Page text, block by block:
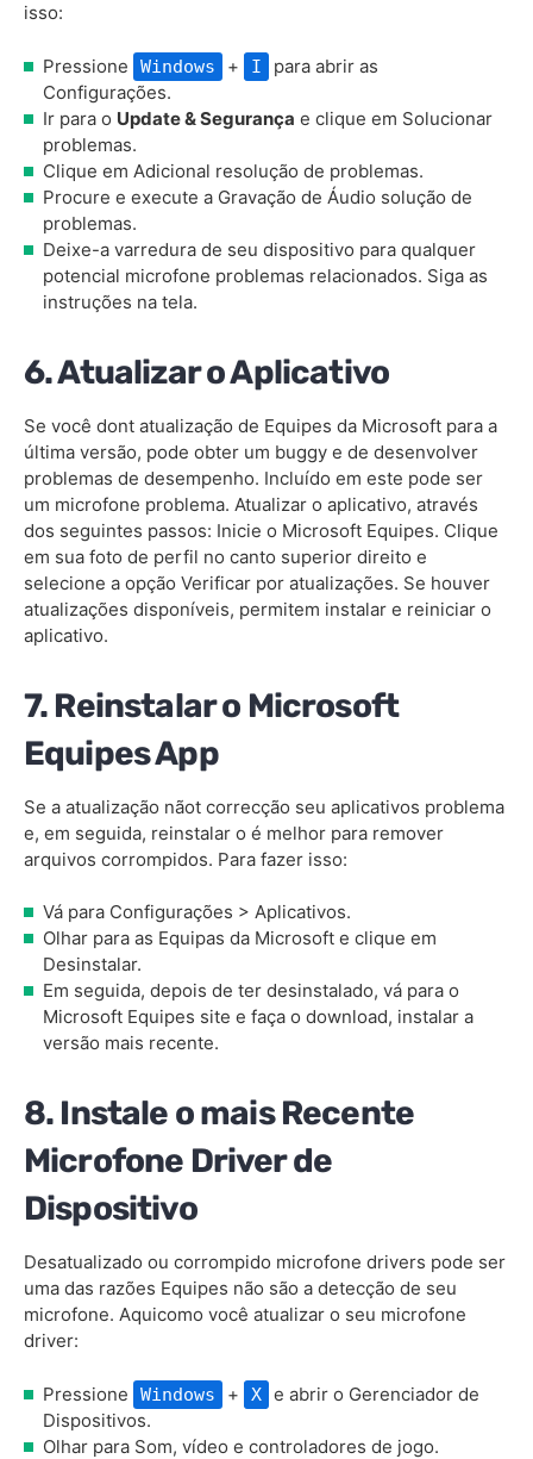
isso:
Pressione Windows + I
para abrir as
Configurações.
Ir para o Update & Segurança e clique em Solucionar
problemas.
Clique em Adicional resolução de problemas.
Procure e execute a Gravação de Áudio solução de
problemas.
Deixe-a varredura de seu dispositivo para qualquer
potencial microfone problemas relacionados. Siga as
instruções na tela.
6. Atualizar o Aplicativo
Se você dont atualização de Equipes da Microsoft para a
última versão, pode obter um buggy e de desenvolver
problemas de desempenho. Incluído em este pode ser
um microfone problema. Atualizar o aplicativo, através
dos seguintes passos: Inicie o Microsoft Equipes. Clique
em sua foto de perfil no canto superior direito e
selecione a opção Verificar por atualizações. Se houver
atualizações disponíveis, permitem instalar e reiniciar o
aplicativo.
7. Reinstalar o Microsoft
Equipes App
Se a atualização nãot correcção seu aplicativos problema
e, em seguida, reinstalar o é melhor para remover
arquivos corrompidos. Para fazer isso:
Vá para Configurações > Aplicativos.
Olhar para as Equipas da Microsoft e clique em
Desinstalar.
Em seguida, depois de ter desinstalado, vá para o
Microsoft Equipes site e faça o download, instalar a
versão mais recente.
8. Instale o mais Recente
Microfone Driver de
Dispositivo
Desatualizado ou corrompido microfone drivers pode ser
uma das razões Equipes não são a detecção de seu
microfone. Aquicomo você atualizar o seu microfone
driver:
Pressione Windows + X e abrir o Gerenciador de
Dispositivos.
Olhar para Som, vídeo e controladores de jogo.